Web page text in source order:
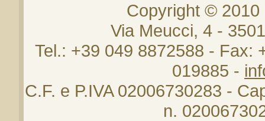
Copyright © 2010
Via Meucci, 4 -
Tel.: +39 049 8872588 - Fax:
019885 -
C.F. e P.IVA 02006730283 -
n.